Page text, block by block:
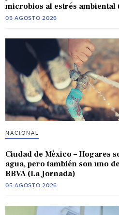
microbios al estrés ambiental
05 AGOSTO 2026
NACIONAL
Ciudad de México – Hogares
agua, pero también son uno
BBVA (La Jornada)
05 AGOSTO 2026